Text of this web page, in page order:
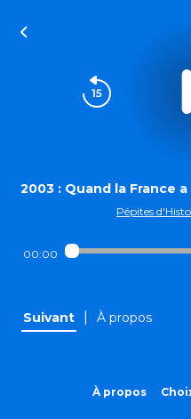
2003 : Quand la France
Pépites
00:00
Suivant À propos
À propos